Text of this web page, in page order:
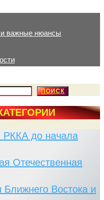
важные нюансы
ПОИСК
РККА до начала
Отечественная
Ближнего Востока и